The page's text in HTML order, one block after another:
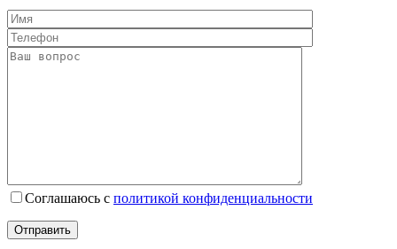
Соглашаюсь с политикой конфиденциальности